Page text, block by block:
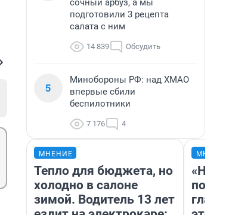
сочный арбуз, а мы
подготовили 3 рецепта
салата с ним
14 839 Обсудить
5
Минобороны РФ: над ХМАО
впервые сбили
беспилотники
7 176 4
МНЕНИЕ
Тепло для бюджета, но
холодно в салоне
зимой. Водитель 13 лет